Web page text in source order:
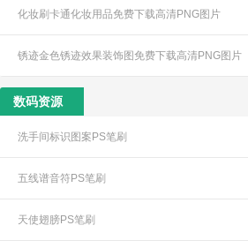
化妆刷卡通化妆用品免费下载高清PNG图片
锈迹金色锈迹效果装饰图免费下载高清PNG图片
数码资源
洗手间标识图案PS笔刷
五线谱音符PS笔刷
天使翅膀PS笔刷